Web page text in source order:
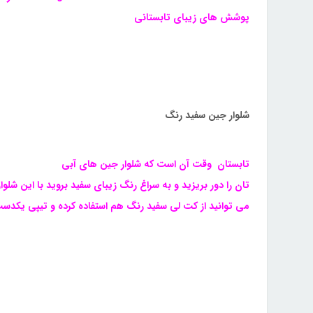
شلوار جین سفید رنگ
تابستان وقت آن است که شلوار جین های آبی
تان را دور بریزید و به سراغ رنگ زیبای سفید بروید با این
می توانید از کت لی سفید رنگ هم استفاده کرده و تیپی